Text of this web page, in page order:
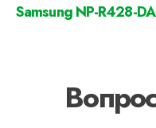
Samsung NP-R428-